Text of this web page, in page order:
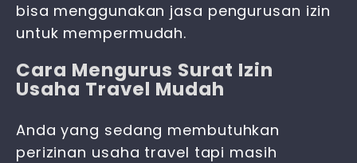
bisa menggunakan jasa pengurusan izin
untuk mempermudah.
Cara Mengurus Surat Izin
Usaha Travel Mudah
Anda yang sedang membutuhkan
perizinan usaha travel tapi masih